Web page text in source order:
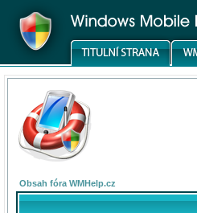
Obsah fóra WMHelp.cz